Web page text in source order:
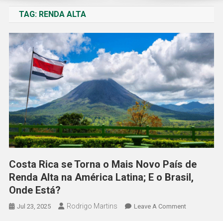
TAG: RENDA ALTA
Costa Rica se Torna o Mais Novo País de
Renda Alta na América Latina; E o Brasil,
Onde Está?
Jul 23, 2025 Rodrigo Martins Leave A CommentOn